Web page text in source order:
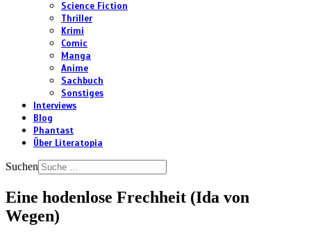
Science Fiction
Thriller
Krimi
Comic
Manga
Anime
Sachbuch
Sonstiges
Interviews
Blog
Phantast
Über Literatopia
Suchen
Eine hodenlose Frechheit (Ida von
Wegen)